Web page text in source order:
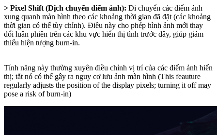
> Pixel Shift (Dịch chuyển điểm ảnh): Di chuyển các điểm ảnh
xung quanh màn hình theo các khoảng thời gian đã đặt (các khoảng
thời gian có thể tùy chỉnh). Điều này cho phép hình ảnh mới thay
đổi luân phiên trên các khu vực hiển thị tĩnh trước đây, giúp giảm
thiểu hiện tượng burn-in.
Tính năng này thường xuyên điều chỉnh vị trí của các điểm ảnh hiển
thị; tắt nó có thể gây ra nguy cơ lưu ảnh màn hình (This feauture
regularly adjusts the position of the display pixels; turning it off may
pose a risk of burn-in)